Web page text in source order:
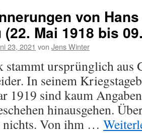
von
Mai 1918 bis
23, 2021 von Jens Winter
stammt ursprünglich aus
In seinem
1919 sind kaum
hinausgehen.
nichts. Von ihm …